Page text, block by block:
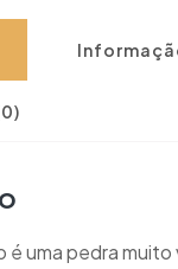
é uma pedra muito